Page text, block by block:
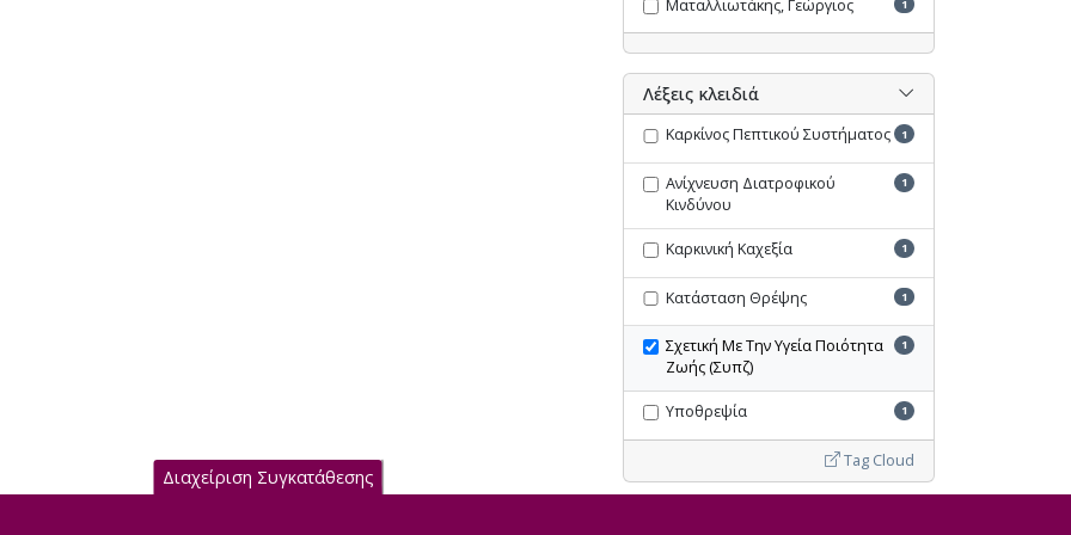
Ματαλλιωτάκης, Γεώργιος 1
Λέξεις κλειδιά
Καρκίνος Πεπτικού Συστήματος 1
Ανίχνευση Διατροφικού
Κινδύνου
1
Καρκινική Καχεξία 1
Κατάσταση Θρέψης 1
Σχετική Με Την Υγεία Ποιότητα
Ζωής (Συπζ)
1
Υποθρεψία 1
Tag Cloud
Διαχείριση Συγκατάθεσης